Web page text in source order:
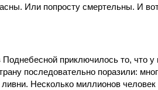
Или попросту смертельны. И
приключилось то, что
последовательно поразили:
Несколько миллионов человек